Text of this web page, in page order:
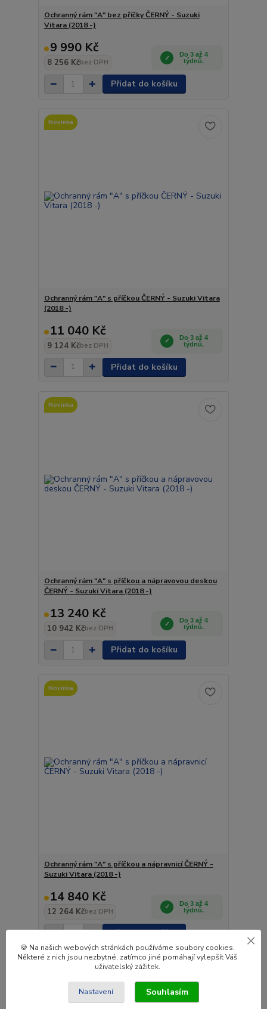
Ochranný rám "A" bez příčky ČERNÝ - Suzuki
Vitara (2018 -)
9 990 Kč
8 256 Kčbez DPH
Do 3 až 4
týdnů.
Přidat do košíku
Novinka
Ochranný rám "A" s příčkou ČERNÝ - Suzuki Vitara
(2018 -)
11 040 Kč
9 124 Kčbez DPH
Do 3 až 4
týdnů.
Přidat do košíku
Novinka
Ochranný rám "A" s příčkou a nápravovou deskou
ČERNÝ - Suzuki Vitara (2018 -)
13 240 Kč
10 942 Kčbez DPH
Do 3 až 4
týdnů.
Přidat do košíku
Novinka
Ochranný rám "A" s příčkou a nápravnicí ČERNÝ -
Suzuki Vitara (2018 -)
14 840 Kč
12 264 Kčbez DPH
Do 3 až 4
týdnů.
Přidat do košíku
strana z 1
🍪 Na našich webových stránkách používáme soubory cookies.
Některé z nich jsou nezbytné, zatímco jiné pomáhají vylepšít Váš
uživatelský zážitek.
Nastavení Souhlasím